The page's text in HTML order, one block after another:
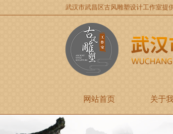
武汉市武昌区古风雕塑设计工作室提
网站首页 关于